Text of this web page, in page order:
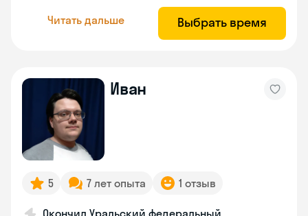
Читать дальше Выбрать время
Иван
5 7 лет опыта 1 отзыв
Окончил Уральский федеральный